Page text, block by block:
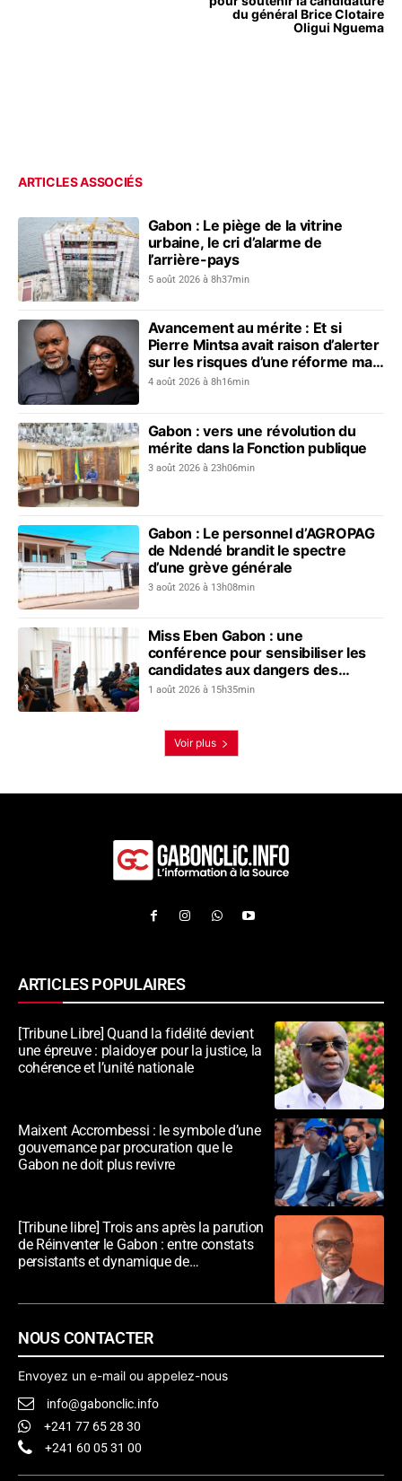
du général Brice Clotaire
Oligui Nguema
ARTICLES ASSOCIÉS
Gabon : Le piège de la vitrine
urbaine, le cri d’alarme de
l’arrière-pays
5 août 2026 à 8h37min
Avancement au mérite : Et si
Pierre Mintsa avait raison d’alerter
sur les risques d’une réforme mal
préparée ?
4 août 2026 à 8h16min
Gabon : vers une révolution du
mérite dans la Fonction publique
3 août 2026 à 23h06min
Gabon : Le personnel d’AGROPAG
de Ndendé brandit le spectre
d’une grève générale
3 août 2026 à 13h08min
Miss Eben Gabon : une
conférence pour sensibiliser les
candidates aux dangers des
produits éclaircissants
1 août 2026 à 15h35min
Voir plus
ARTICLES POPULAIRES
[Tribune Libre] Quand la fidélité devient
une épreuve : plaidoyer pour la justice, la
cohérence et l’unité nationale
Maixent Accrombessi : le symbole d’une
gouvernance par procuration que le
Gabon ne doit plus revivre
[Tribune libre] Trois ans après la parution
de Réinventer le Gabon : entre constats
persistants et dynamique de
NOUS CONTACTER
Envoyez un e-mail ou appelez-nous
info@gabonclic.info
+241 77 65 28 30
+241 60 05 31 00